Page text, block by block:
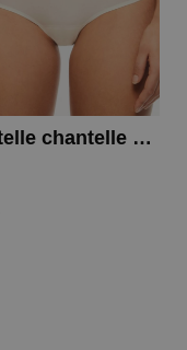
Chantelle chantelle soft stretch broekje hoge taille